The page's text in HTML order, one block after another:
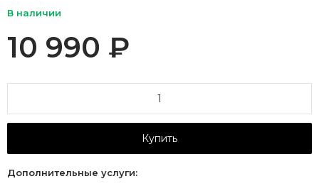
В наличии
10 990 ₽
Купить
Дополнительные услуги: